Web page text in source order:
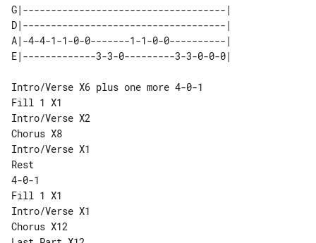
G|------------------------------------|
D|------------------------------------|
A|-4-4-1-1-0-0-------1-1-0-0----------|
E|-------------3-3-0---------3-3-0-0-0|
Intro/Verse X6 plus one more 4-0-1
Fill 1 X1
Intro/Verse X2
Chorus X8
Intro/Verse X1
Rest
4-0-1
Fill 1 X1
Intro/Verse X1
Chorus X12